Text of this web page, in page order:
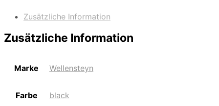
Zusätzliche Information
Zusätzliche Information
Marke Wellensteyn
Farbe black